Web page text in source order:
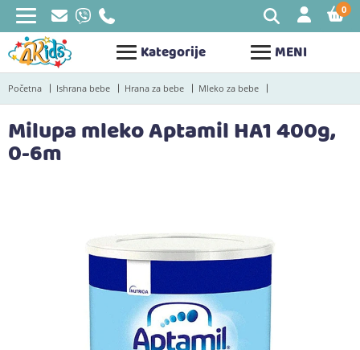
Kategorije MENI
0
Početna Ishrana bebe Hrana za bebe Mleko za bebe
Milupa mleko Aptamil HA1 400g,
0-6m